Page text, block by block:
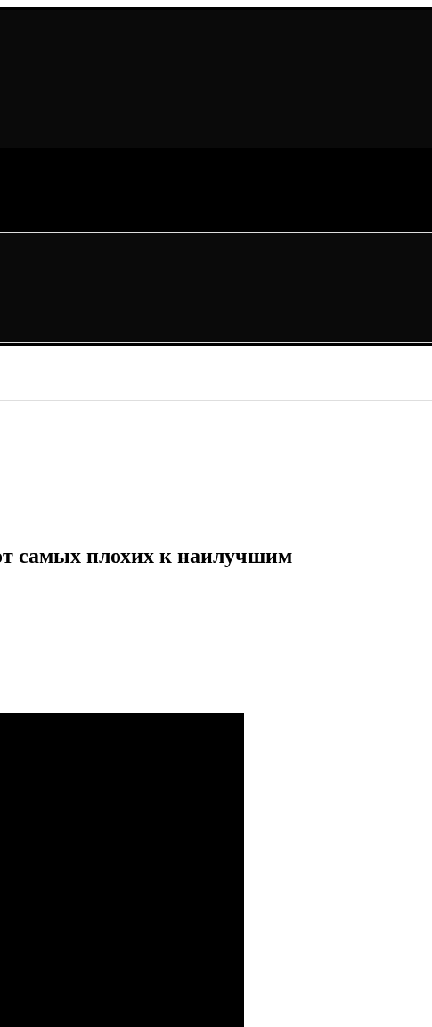
самых плохих к наилучшим